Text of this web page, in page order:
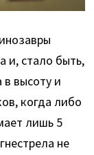
и, стало быть,
в высоту и
когда либо
лишь 5
не